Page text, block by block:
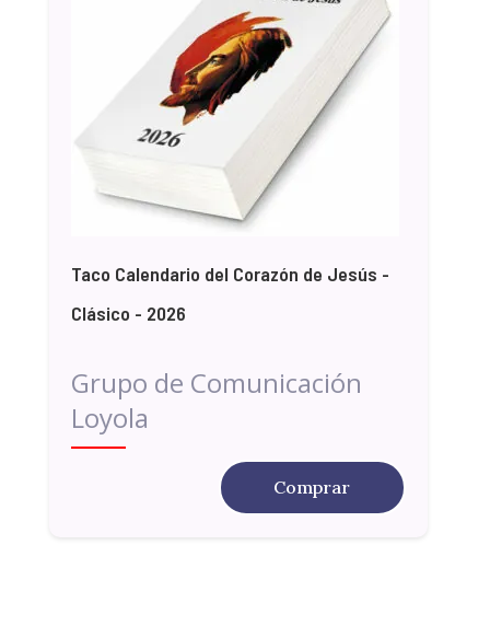
Taco Calendario del Corazón de Jesús -
Clásico - 2026
Grupo de Comunicación
Loyola
Comprar